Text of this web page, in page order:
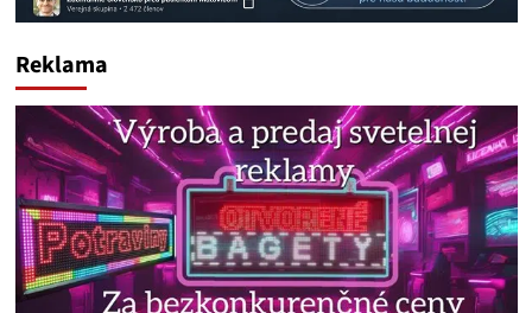
Reklama